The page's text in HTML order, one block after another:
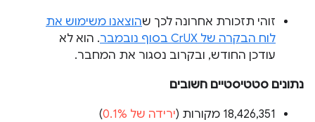
זוהי תזכורת אחרונה לכך שהוצאנו משימוש את
לוח הבקרה של CrUX בסוף נובמבר
. הוא לא
עודכן החודש, ובקרוב נסגור את המחבר.
נתונים סטטיסטיים חשובים
‫18,426,351 מקורות ( ירידה של 0.1%
)